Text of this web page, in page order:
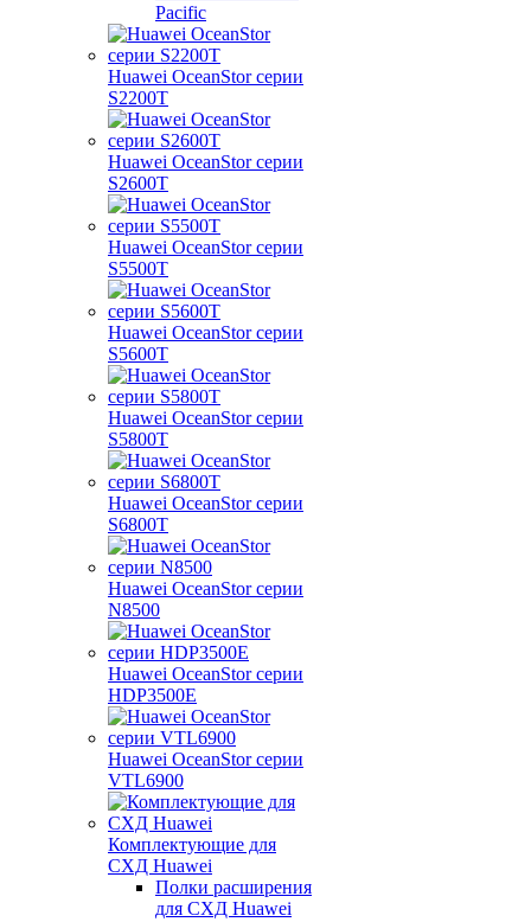
Pacific
Huawei OceanStor серии
S2200T
Huawei OceanStor серии
S2600T
Huawei OceanStor серии
S5500T
Huawei OceanStor серии
S5600T
Huawei OceanStor серии
S5800T
Huawei OceanStor серии
S6800T
Huawei OceanStor серии
N8500
Huawei OceanStor серии
HDP3500E
Huawei OceanStor серии
VTL6900
Комплектующие для
СХД Huawei
Полки расширения
для СХД Huawei